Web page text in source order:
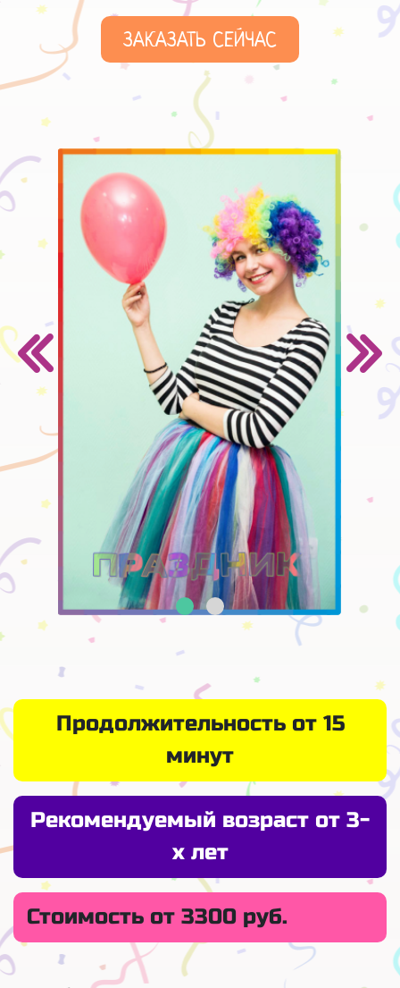
ЗАКАЗАТЬ СЕЙЧАС
Продолжительность от 15
минут
Рекомендуемый возраст от 3-
х лет
Стоимость от 3300 руб.